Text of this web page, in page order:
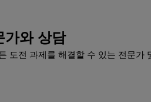
가와 상담
도전 과제를 해결할 수 있는 전문